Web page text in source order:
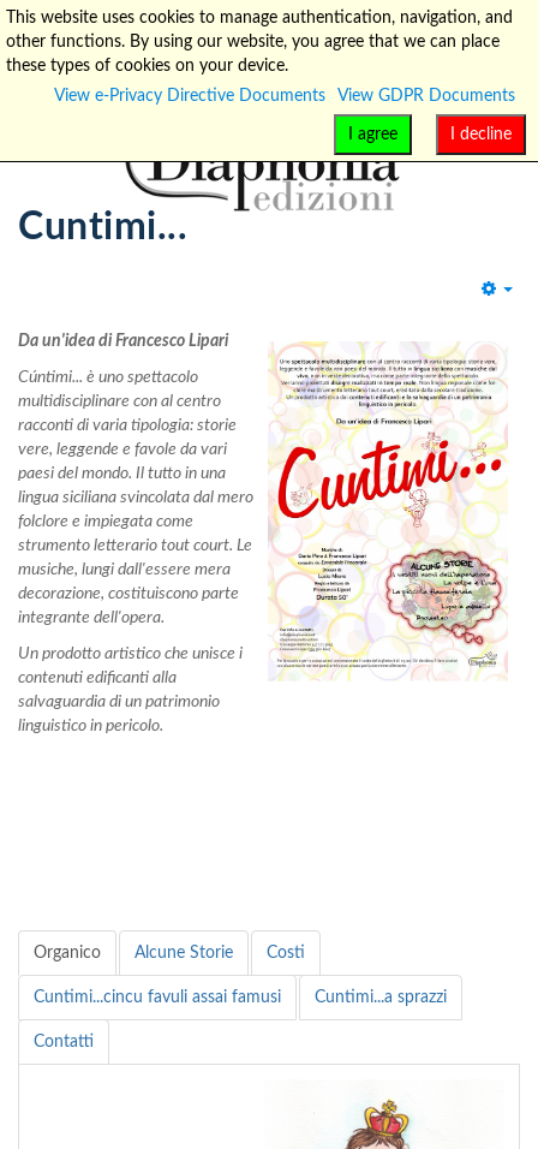
info@diaphonia.net +39-090-8931952
Cuntimi...
Da un'idea di Francesco Lipari
Cúntimi... è uno spettacolo
multidisciplinare con al centro
racconti di varia tipologia: storie
vere, leggende e favole da vari
paesi del mondo. Il tutto in una
lingua siciliana svincolata dal mero
folclore e impiegata come
strumento letterario tout court. Le
musiche, lungi dall'essere mera
decorazione, costituiscono parte
integrante dell'opera.
Un prodotto artistico che unisce i
contenuti edificanti alla
salvaguardia di un patrimonio
linguistico in pericolo.
Organico Alcune Storie Costi
Cuntimi...cincu favuli assai famusi Cuntimi...a sprazzi
Contatti
This website uses cookies to manage authentication, navigation, and
other functions. By using our website, you agree that we can place
these types of cookies on your device.
View e-Privacy Directive Documents
View GDPR Documents
I decline
I agree